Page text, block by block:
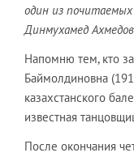
один из
Динмухамед
Напомню тем, кто
Баймолдиновна
казахстанского
известная
После окончания